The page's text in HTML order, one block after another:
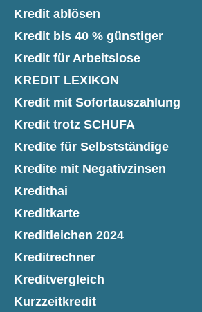
Kredit ablösen
Kredit bis 40 % günstiger
Kredit für Arbeitslose
KREDIT LEXIKON
Kredit mit Sofortauszahlung
Kredit trotz SCHUFA
Kredite für Selbstständige
Kredite mit Negativzinsen
Kredithai
Kreditkarte
Kreditleichen 2024
Kreditrechner
Kreditvergleich
Kurzzeitkredit